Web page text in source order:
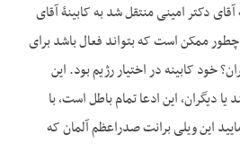
دکتر امینی منتقل شد به کابینۀ آقای
چطور ممکن است که بتواند فعال باشد برای
خود کابینه در اختیار رژیم بود. این
یا دیگران، این ادعا تمام باطل است، با
این ویلی برانت صدراعظم آلمان که